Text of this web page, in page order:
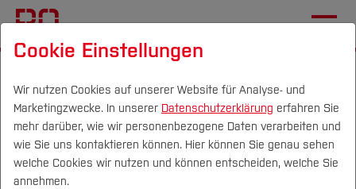
Campus Personen DE|EN Quicklinks
Studiengang Wirtschafts- und
Industrieinformatik
Menü aufklappen
Cookie Einstellungen
Wir nutzen Cookies auf unserer Website für Analyse- und
Marketingzwecke. In unserer Datenschutzerklärung erfahren Sie
mehr darüber, wie wir personenbezogene Daten verarbeiten und
wie Sie uns kontaktieren können. Hier können Sie genau sehen
welche Cookies wir nutzen und können entscheiden, welche Sie
annehmen.